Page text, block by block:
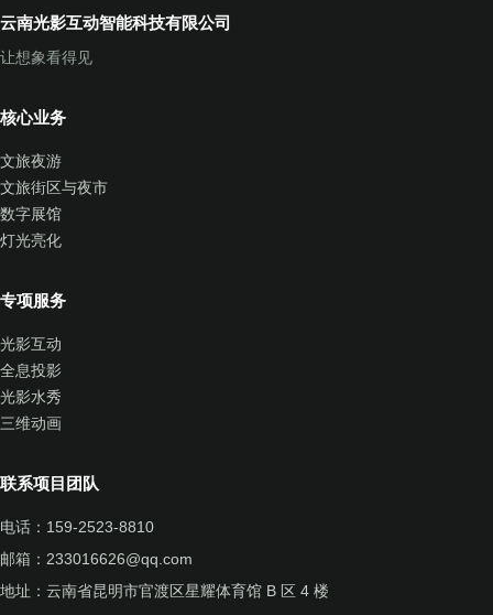
云南光影互动智能科技有限公司
让想象看得见
核心业务
文旅夜游
文旅街区与夜市
数字展馆
灯光亮化
专项服务
光影互动
全息投影
光影水秀
三维动画
联系项目团队
电话： 159-2523-8810
邮箱： 233016626@qq.com
地址：云南省昆明市官渡区星耀体育馆 B 区 4 楼